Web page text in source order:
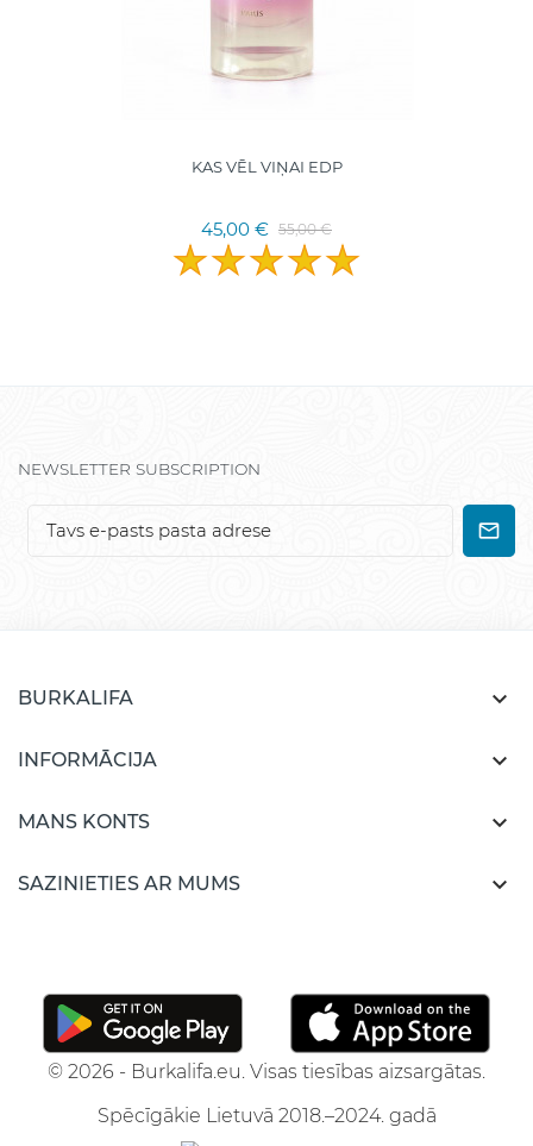
KAS VĒL VIŅAI EDP
45,00 € 55,00 €
NEWSLETTER SUBSCRIPTION
BURKALIFA 
INFORMĀCIJA 
MANS KONTS 
SAZINIETIES AR MUMS 
© 2026 - Burkalifa.eu. Visas tiesības aizsargātas.
Spēcīgākie Lietuvā 2018.–2024. gadā